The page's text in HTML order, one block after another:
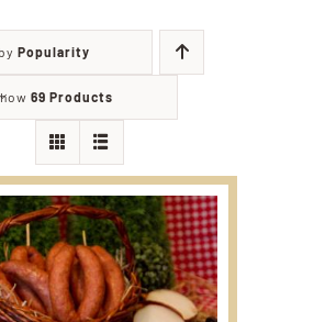
Popularity
69 Products